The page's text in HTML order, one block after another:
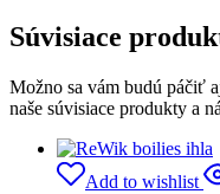
Súvisiace
Možno sa vám budú páčiť
naše súvisiace produkty a
Add to wishlist